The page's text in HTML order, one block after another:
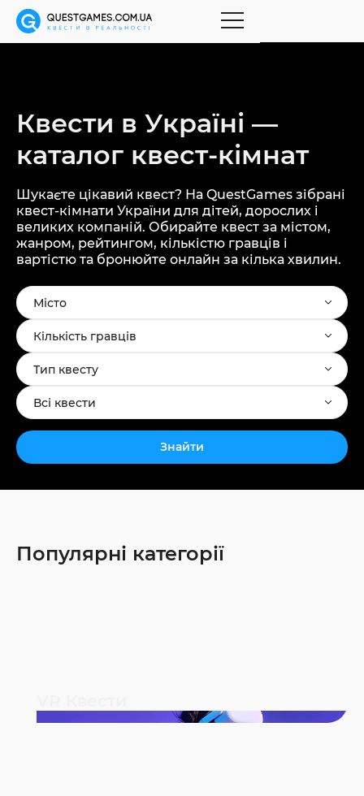
Квести в Україні —
каталог квест-кімнат
Шукаєте цікавий квест? На QuestGames зібрані
квест-кімнати України для дітей, дорослих і
великих компаній. Обирайте квест за містом,
жанром, рейтингом, кількістю гравців і
вартістю та бронюйте онлайн за кілька хвилин.
Місто
Кількість гравців
Тип квесту
Всі квести
Знайти
Популярні категорії